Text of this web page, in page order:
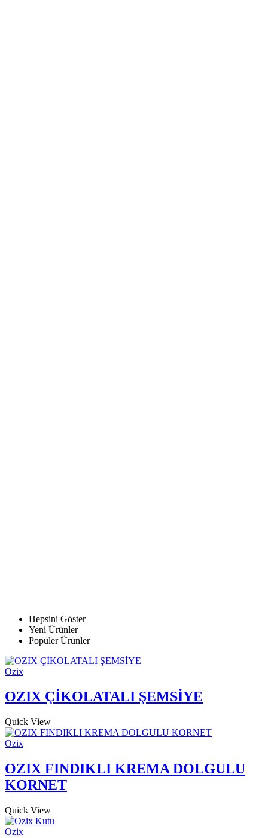
Hepsini Göster
Yeni Ürünler
Popüler Ürünler
Ozix
OZIX ÇİKOLATALI ŞEMSİYE
Quick View
Ozix
OZIX FINDIKLI KREMA DOLGULU
KORNET
Quick View
Ozix